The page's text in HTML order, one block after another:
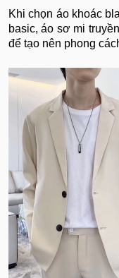
Khi chọn áo khoác
basic, áo sơ mi
để tạo nên phong